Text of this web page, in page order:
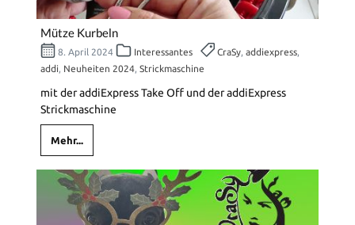
Mütze Kurbeln
8. April 2024 Interessantes CraSy, addiexpress,
addi, Neuheiten 2024, Strickmaschine
mit der addiExpress Take Off und der addiExpress
Strickmaschine
Mehr...